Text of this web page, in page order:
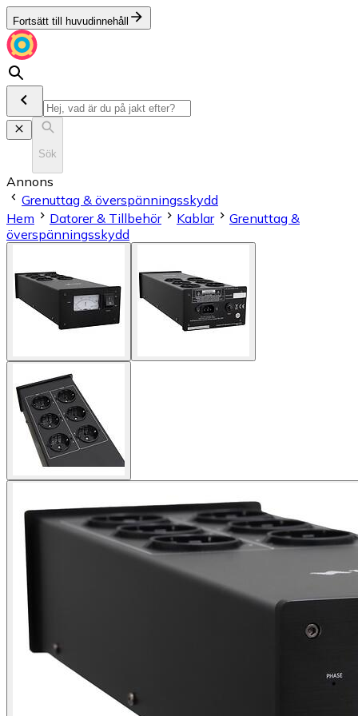
Fortsätt till huvudinnehåll
Sök
Annons
Grenuttag & överspänningsskydd
Hem
Datorer & Tillbehör Kablar
Grenuttag &
överspänningsskydd